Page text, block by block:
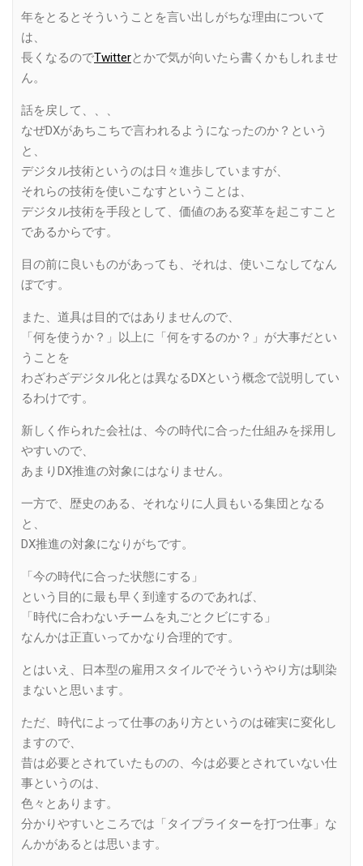
年をとるとそういうことを言い出しがちな理由について
は、
長くなるのでTwitterとかで気が向いたら書くかもしれませ
ん。
話を戻して、、、
なぜDXがあちこちで言われるようになったのか？という
と、
デジタル技術というのは日々進歩していますが、
それらの技術を使いこなすということは、
デジタル技術を手段として、価値のある変革を起こすこと
であるからです。
目の前に良いものがあっても、それは、使いこなしてなん
ぼです。
また、道具は目的ではありませんので、
「何を使うか？」以上に「何をするのか？」が大事だとい
うことを
わざわざデジタル化とは異なるDXという概念で説明してい
るわけです。
新しく作られた会社は、今の時代に合った仕組みを採用し
やすいので、
あまりDX推進の対象にはなりません。
一方で、歴史のある、それなりに人員もいる集団となる
と、
DX推進の対象になりがちです。
「今の時代に合った状態にする」
という目的に最も早く到達するのであれば、
「時代に合わないチームを丸ごとクビにする」
なんかは正直いってかなり合理的です。
とはいえ、日本型の雇用スタイルでそういうやり方は馴染
まないと思います。
ただ、時代によって仕事のあり方というのは確実に変化し
ますので、
昔は必要とされていたものの、今は必要とされていない仕
事というのは、
色々とあります。
分かりやすいところでは「タイプライターを打つ仕事」な
んかがあるとは思います。